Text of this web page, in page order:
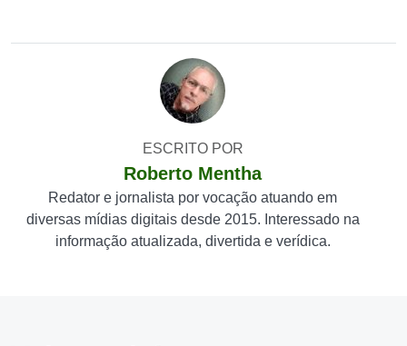
ESCRITO POR
Roberto Mentha
Redator e jornalista por vocação atuando em
diversas mídias digitais desde 2015. Interessado na
informação atualizada, divertida e verídica.